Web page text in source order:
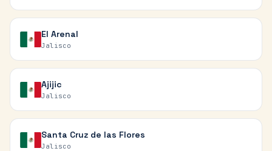
El Arenal
Jalisco
Ajijic
Jalisco
Santa Cruz de las Flores
Jalisco